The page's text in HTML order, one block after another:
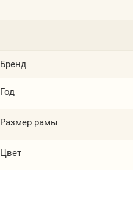
Бренд
Год
Размер рамы
Цвет